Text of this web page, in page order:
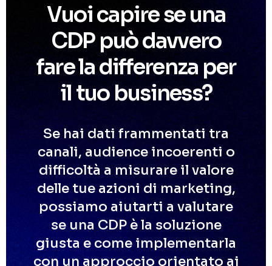
Vuoi capire se una
CDP può davvero
fare la differenza per
il tuo business?
Se hai dati frammentati tra
canali, audience incoerenti o
difficoltà a misurare il valore
delle tue azioni di marketing,
possiamo aiutarti a valutare
se una CDP è la soluzione
giusta e come implementarla
con un approccio orientato ai